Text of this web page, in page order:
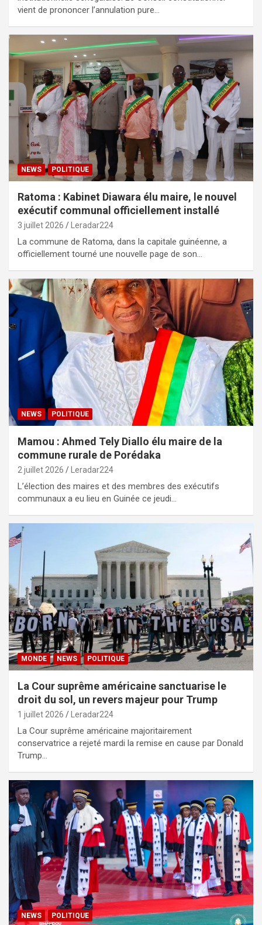
vient de prononcer l’annulation pure…
NEWS POLITIQUE
Ratoma : Kabinet Diawara élu maire, le nouvel
exécutif communal officiellement installé
3 juillet 2026 Leradar224
La commune de Ratoma, dans la capitale guinéenne, a
officiellement tourné une nouvelle page de son…
NEWS POLITIQUE
Mamou : Ahmed Tely Diallo élu maire de la
commune rurale de Porédaka
2 juillet 2026 Leradar224
L’élection des maires et des membres des exécutifs
communaux a eu lieu en Guinée ce jeudi…
MONDE NEWS POLITIQUE
La Cour suprême américaine sanctuarise le
droit du sol, un revers majeur pour Trump
1 juillet 2026 Leradar224
La Cour suprême américaine majoritairement
conservatrice a rejeté mardi la remise en cause par Donald
Trump…
NEWS POLITIQUE